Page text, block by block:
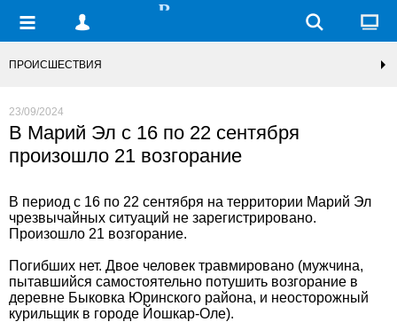
ПРОИСШЕСТВИЯ
23/09/2024
В Марий Эл с 16 по 22 сентября
произошло 21 возгорание
В период с 16 по 22 сентября на территории Марий Эл
чрезвычайных ситуаций не зарегистрировано.
Произошло 21 возгорание.
Погибших нет. Двое человек травмировано (мужчина,
пытавшийся самостоятельно потушить возгорание в
деревне Быковка Юринского района, и неосторожный
курильщик в городе Йошкар-Оле).